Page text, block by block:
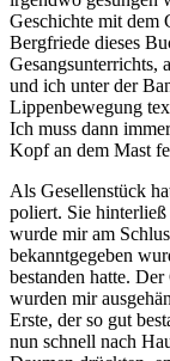
Geschichte mit dem
Bergfriede dieses
Gesangsunterrichts,
und ich unter der
Lippenbewegung
Ich muss dann
Kopf an dem Mast
Als Gesellenstück
poliert. Sie
wurde mir am
bekanntgegeben
bestanden hatte.
wurden mir
Erste, der so gut
nun schnell nach